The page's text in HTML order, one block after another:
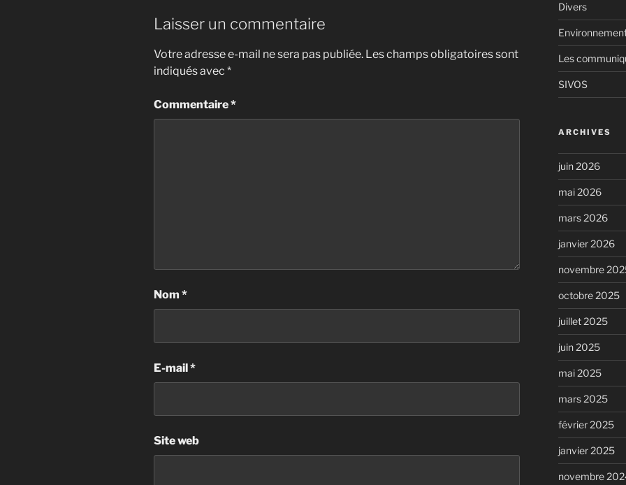
Laisser un commentaire
Votre adresse e-mail ne sera pas publiée. Les champs obligatoires sont
indiqués avec *
Commentaire*
Nom *
E-mail*
Site web
Divers
Les
SIVOS
ARCHIVES
juin 2026
mai 2026
mars 2026
janvier 2026
novembre
octobre 2025
juillet 2025
juin 2025
mai 2025
mars 2025
février 2025
janvier 2025
novembre